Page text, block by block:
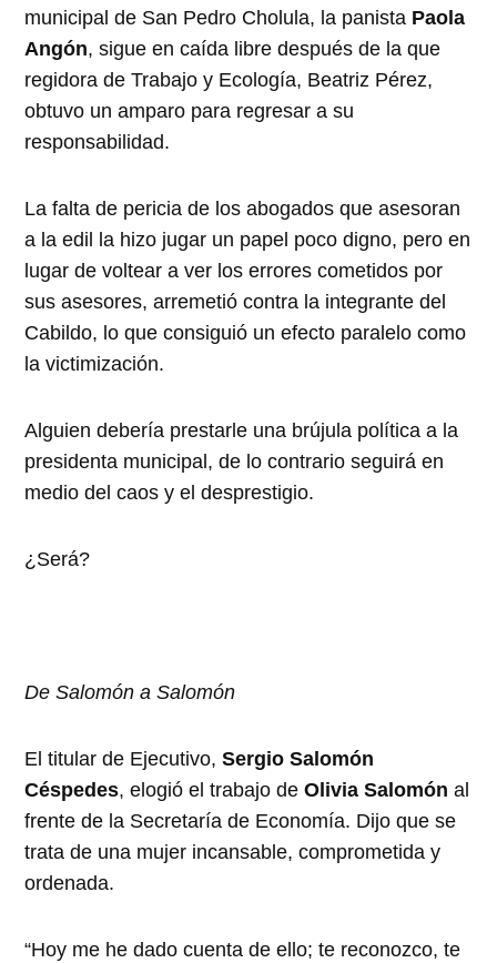
municipal de San Pedro Cholula, la panista Paola
Angón, sigue en caída libre después de la que
regidora de Trabajo y Ecología, Beatriz Pérez,
obtuvo un amparo para regresar a su
responsabilidad.
La falta de pericia de los abogados que asesoran
a la edil la hizo jugar un papel poco digno, pero en
lugar de voltear a ver los errores cometidos por
sus asesores, arremetió contra la integrante del
Cabildo, lo que consiguió un efecto paralelo como
la victimización.
Alguien debería prestarle una brújula política a la
presidenta municipal, de lo contrario seguirá en
medio del caos y el desprestigio.
¿Será?
De Salomón a Salomón
El titular de Ejecutivo,Sergio Salomón
Céspedes, elogió el trabajo de Olivia Salomón al
frente de la Secretaría de Economía. Dijo que se
trata de una mujer incansable, comprometida y
ordenada.
“Hoy me he dado cuenta de ello; te reconozco, te